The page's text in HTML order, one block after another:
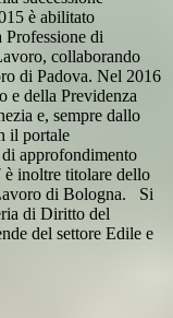
è abilitato
Professione di
collaborando
di Padova. Nel 2016
e della Previdenza
e, sempre dallo
il portale
approfondimento
è inoltre titolare dello
di Bologna. Si
di Diritto del
del settore Edile e